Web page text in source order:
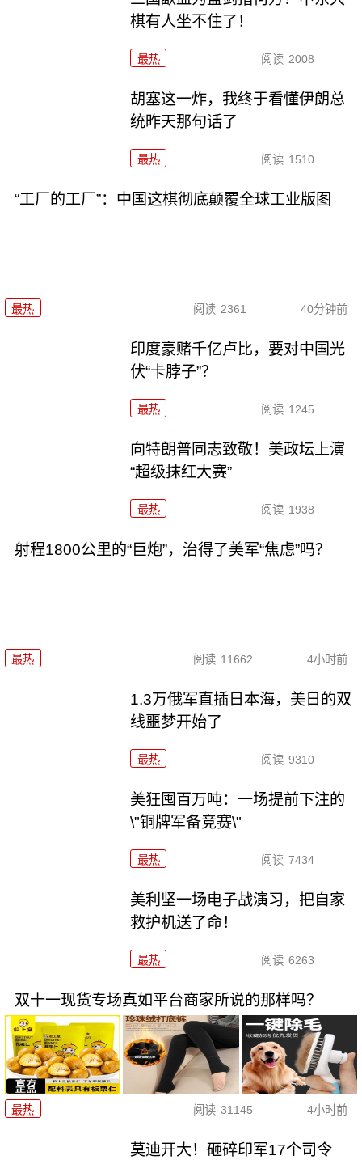
棋有人坐不住了！
最热 阅读 2008
胡塞这一炸，我终于看懂伊朗总
统昨天那句话了
最热 阅读 1510
“工厂的工厂”：中国这棋彻底颠覆全球工业版图
最热 阅读 2361 40分钟前
印度豪赌千亿卢比，要对中国光
伏“卡脖子”？
最热 阅读 1245
向特朗普同志致敬！美政坛上演
“超级抹红大赛”
最热 阅读 1938
射程1800公里的“巨炮”，治得了美军“焦虑”吗？
最热 阅读 11662 4小时前
1.3万俄军直插日本海，美日的双
线噩梦开始了
最热 阅读 9310
美狂囤百万吨：一场提前下注的
\"铜牌军备竞赛\"
最热 阅读 7434
美利坚一场电子战演习，把自家
救护机送了命！
最热 阅读 6263
双十一现货专场真如平台商家所说的那样吗？
最热 阅读 31145 4小时前
莫迪开大！砸碎印军17个司令